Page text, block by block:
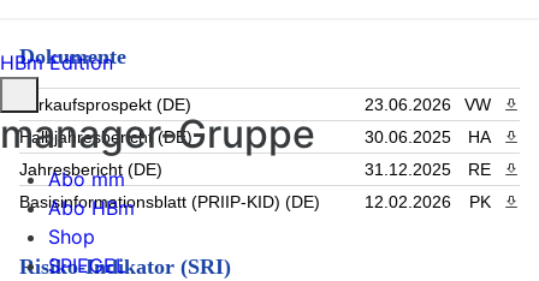
Dokumente
Verkaufsprospekt (DE) 23.06.2026 VW
Halbjahresbericht (DE)
30.06.2025 HA
Jahresbericht (DE)
31.12.2025 RE
Basisinformationsblatt (PRIIP-KID) (DE)
12.02.2026 PK
Risiko-Indikator (SRI)
HBm Edition
manager-Gruppe
Abo mm
Abo HBm
Shop
SPIEGEL